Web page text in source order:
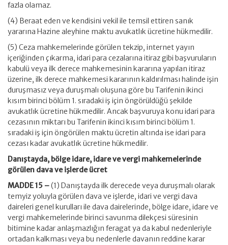
fazla olamaz.
(4) Beraat eden ve kendisini vekil ile temsil ettiren sanık
yararına Hazine aleyhine maktu avukatlık ücretine hükmedilir.
(5) Ceza mahkemelerinde görülen tekzip, internet yayın
içeriğinden çıkarma, idari para cezalarına itiraz gibi başvuruların
kabulü veya ilk derece mahkemesinin kararına yapılan itiraz
üzerine, ilk derece mahkemesi kararının kaldırılması halinde işin
duruşmasız veya duruşmalı oluşuna göre bu Tarifenin ikinci
kısım birinci bölüm 1. sıradaki iş için öngörüldüğü şekilde
avukatlık ücretine hükmedilir. Ancak başvuruya konu idari para
cezasının miktarı bu Tarifenin ikinci kısım birinci bölüm 1.
sıradaki iş için öngörülen maktu ücretin altında ise idari para
cezası kadar avukatlık ücretine hükmedilir.
Danıştayda, bölge idare, idare ve vergi mahkemelerinde
görülen dava ve işlerde ücret
MADDE 15 –(1) Danıştayda ilk derecede veya duruşmalı olarak
temyiz yoluyla görülen dava ve işlerde, idari ve vergi dava
daireleri genel kurulları ile dava dairelerinde, bölge idare, idare ve
vergi mahkemelerinde birinci savunma dilekçesi süresinin
bitimine kadar anlaşmazlığın feragat ya da kabul nedenleriyle
ortadan kalkması veya bu nedenlerle davanın reddine karar